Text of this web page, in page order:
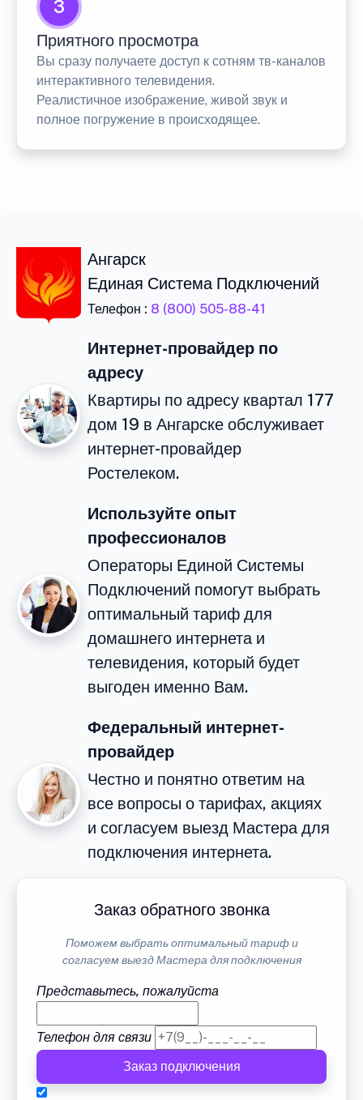
3
Приятного просмотра
Вы сразу получаете доступ к сотням тв-каналов
интерактивного телевидения.
Реалистичное изображение, живой звук и
полное погружение в происходящее.
Ангарск
Единая Система Подключений
Телефон : 8 (800) 505-88-41
Интернет-провайдер по
адресу
Квартиры по адресу квартал 177
дом 19 в Ангарске обслуживает
интернет-провайдер
Ростелеком.
Используйте опыт
профессионалов
Операторы Единой Системы
Подключений помогут выбрать
оптимальный тариф для
домашнего интернета и
телевидения, который будет
выгоден именно Вам.
Федеральный интернет-
провайдер
Честно и понятно ответим на
все вопросы о тарифах, акциях
и согласуем выезд Мастера для
подключения интернета.
Заказ обратного звонка
Поможем выбрать оптимальный тариф и
согласуем выезд Мастера для подключения
Представьтесь, пожалуйста
Телефон для связи
Заказ подключения